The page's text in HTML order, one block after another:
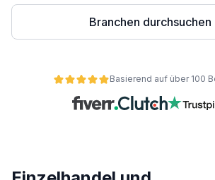
Branchen durchsuchen
Basierend auf über 100